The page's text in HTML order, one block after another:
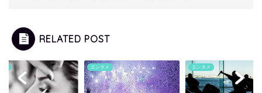
RELATED POST
エンタメ エンタメ